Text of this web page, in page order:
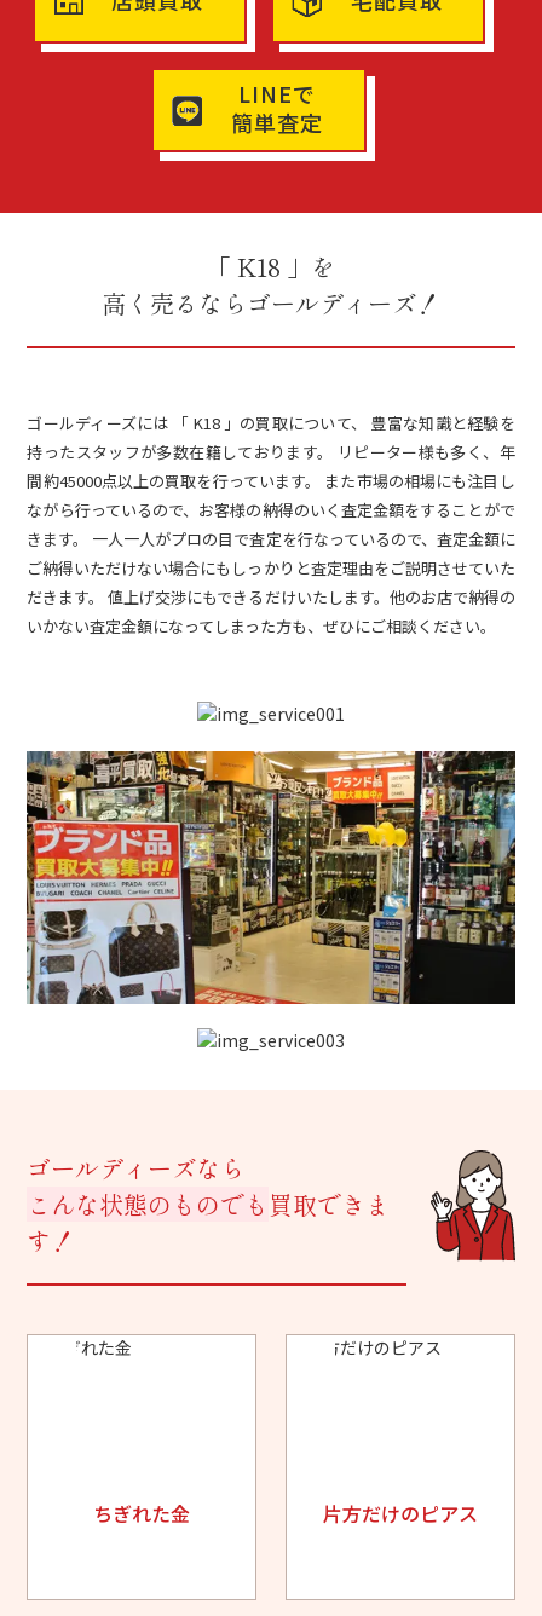
LINEで
簡単査定
「 K18 」を
高く売るならゴールディーズ！
ゴールディーズには 「 K18 」の買取について、 豊富な知識と経験を
持ったスタッフが多数在籍しております。 リピーター様も多く、年
間約45000点以上の買取を行っています。 また市場の相場にも注目し
ながら行っているので、お客様の納得のいく査定金額をすることがで
きます。 一人一人がプロの目で査定を行なっているので、査定金額に
ご納得いただけない場合にもしっかりと査定理由をご説明させていた
だきます。 値上げ交渉にもできるだけいたします。他のお店で納得の
いかない査定金額になってしまった方も、ぜひにご相談ください。
ゴールディーズなら
こんな状態のものでも 買取できま
す！
ちぎれた金 片方だけのピアス